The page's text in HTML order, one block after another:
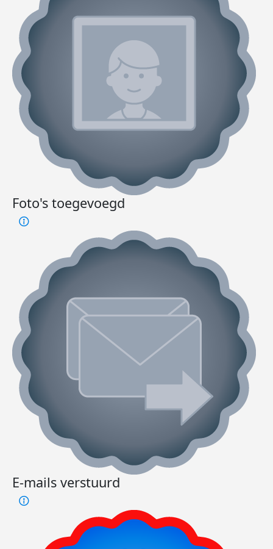
Foto's toegevoegd
E-mails verstuurd